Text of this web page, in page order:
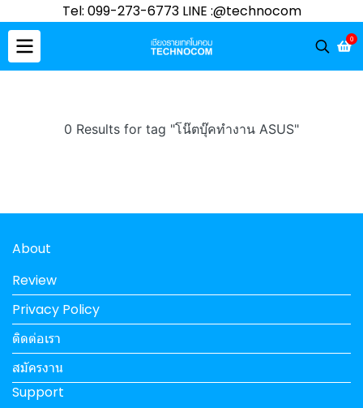
Tel: 099-273-6773 LINE :@technocom
0
0 Results for tag "โน๊ตบุ๊คทำงาน ASUS"
About
Review
Privacy Policy
ติดต่อเรา
สมัครงาน
Support